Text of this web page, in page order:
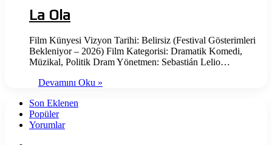
La Ola
Film Künyesi Vizyon Tarihi: Belirsiz (Festival Gösterimleri
Bekleniyor – 2026) Film Kategorisi: Dramatik Komedi,
Müzikal, Politik Dram Yönetmen: Sebastián Lelio…
Devamını Oku »
Son Eklenen
Popüler
Yorumlar